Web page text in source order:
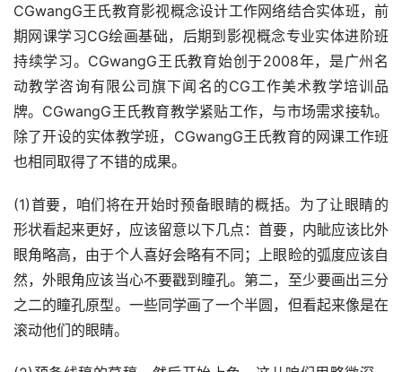
CGwangG王氏教育影视概念设计工作网络结合实体班，前
期网课学习CG绘画基础，后期到影视概念专业实体进阶班
持续学习。CGwangG王氏教育始创于2008年，是广州名
动教学咨询有限公司旗下闻名的CG工作美术教学培训品
牌。CGwangG王氏教育教学紧贴工作，与市场需求接轨。
除了开设的实体教学班，CGwangG王氏教育的网课工作班
也相同取得了不错的成果。
(1)首要，咱们将在开始时预备眼睛的概括。为了让眼睛的
形状看起来更好，应该留意以下几点：首要，内眦应该比外
眼角略高，由于个人喜好会略有不同；上眼睑的弧度应该自
然，外眼角应该当心不要戳到瞳孔。第二，至少要画出三分
之二的瞳孔原型。一些同学画了一个半圆，但看起来像是在
滚动他们的眼睛。